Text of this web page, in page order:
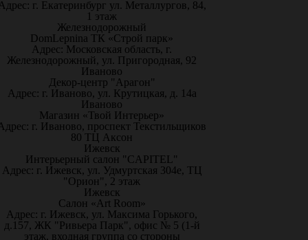
г. Екатеринбург ул. Металлургов, 84,
1 этаж
Железнодорожный
DomLepnina ТК «Строй парк»
Адрес: Московская область, г.
Железнодорожный, ул. Пригородная, 92
Иваново
Декор-центр "Арагон"
Адрес: г. Иваново, ул. Крутицкая, д. 14а
Иваново
Магазин «Твой Интерьер»
г. Иваново, проспект Текстильщиков
80 ТЦ Аксон
Ижевск
Интерьерный салон "CAPITEL"
Адрес: г. Ижевск, ул. Удмуртская 304е, ТЦ
"Орион", 2 этаж
Ижевск
Салон «Art Room»
Адрес: г. Ижевск, ул. Максима Горького,
д.157, ЖК "Ривьера Парк", офис № 5 (1-й
этаж, входная группа со стороны